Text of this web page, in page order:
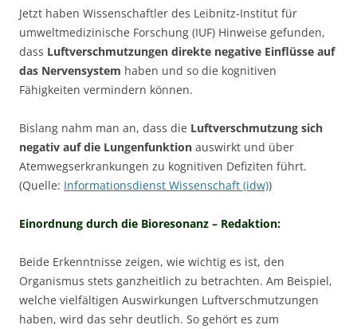
Jetzt haben Wissenschaftler des Leibnitz-Institut für
umweltmedizinische Forschung (IUF) Hinweise gefunden,
dass Luftverschmutzungen direkte negative Einflüsse auf
das Nervensystem haben und so die kognitiven
Fähigkeiten vermindern können.
Bislang nahm man an, dass die Luftverschmutzung sich
negativ auf die Lungenfunktion auswirkt und über
Atemwegserkrankungen zu kognitiven Defiziten führt.
(Quelle: Informationsdienst Wissenschaft (idw))
Einordnung durch die Bioresonanz – Redaktion:
Beide Erkenntnisse zeigen, wie wichtig es ist, den
Organismus stets ganzheitlich zu betrachten. Am Beispiel,
welche vielfältigen Auswirkungen Luftverschmutzungen
haben, wird das sehr deutlich. So gehört es zum